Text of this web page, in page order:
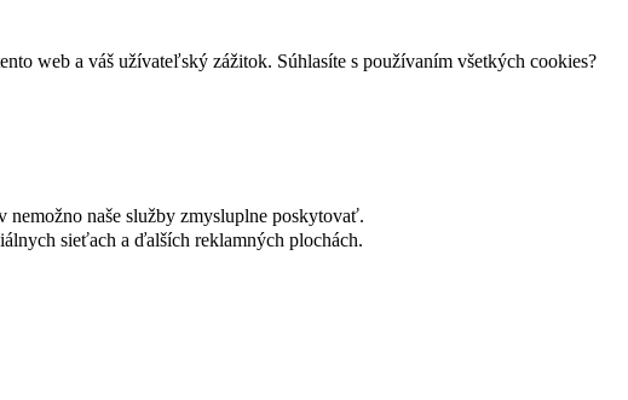
web a váš užívateľský zážitok. Súhlasíte s používaním všetkých cookies?
naše služby zmysluplne poskytovať.
sieťach a ďalších reklamných plochách.